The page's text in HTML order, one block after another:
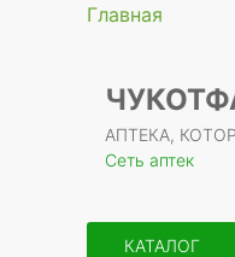
Главная
АПТЕКА,
Сеть аптек
КАТАЛОГ